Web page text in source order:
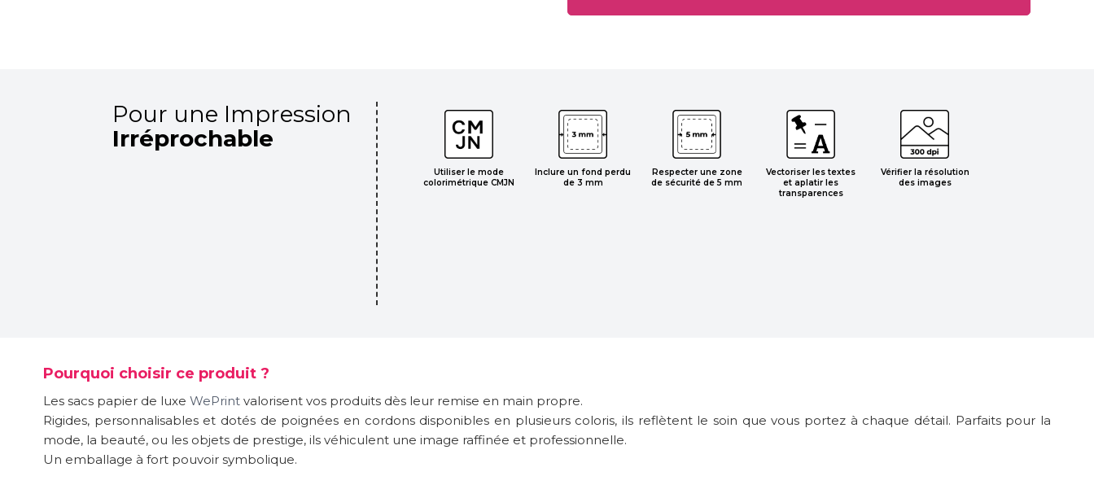
Pour une Impression
Irréprochable
Utiliser le mode
colorimétrique CMJN
Inclure un fond perdu
de 3 mm
Respecter une zone
de sécurité de 5 mm
Vectoriser les textes
et aplatir les
transparences
Vérifier la résolution
des images
Pourquoi choisir ce produit ?
Les sacs papier de luxe WePrint valorisent vos produits dès leur remise en main propre.
Rigides, personnalisables et dotés de poignées en cordons disponibles en plusieurs coloris, ils reflètent le soin que vous portez à chaque détail. Parfaits pour la
mode, la beauté, ou les objets de prestige, ils véhiculent une image raffinée et professionnelle.
Un emballage à fort pouvoir symbolique.